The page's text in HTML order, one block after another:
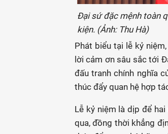
Đại sứ đặc mệnh toàn
kiện. (Ảnh: Thu Hà)
Phát biểu tại lễ kỷ
lời cảm ơn sâu sắc tới
đấu tranh chính nghĩa
thúc đẩy quan hệ hợp
Lễ kỷ niệm là dịp để
qua, đồng thời khẳng